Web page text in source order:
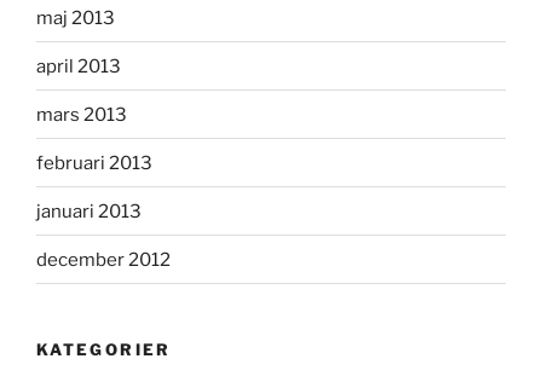
maj 2013
april 2013
mars 2013
februari 2013
januari 2013
december 2012
KATEGORIER